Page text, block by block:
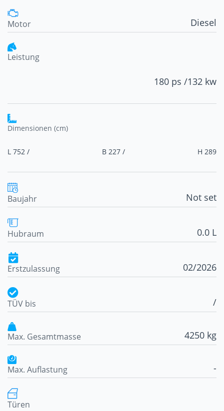
Motor Diesel
Leistung
180 ps /132 kw
Dimensionen (cm)
L 752 / B 227 / H 289
Baujahr Not set
Hubraum 0.0 L
Erstzulassung 02/2026
TÜV bis /
Max. Gesamtmasse 4250 kg
Max. Auflastung -
Türen